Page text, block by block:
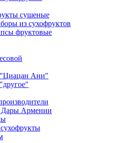
сушеные
из сухофруктов
фруктовые
Ани"
Дары Армении